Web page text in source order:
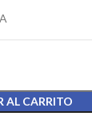
AL CARRITO